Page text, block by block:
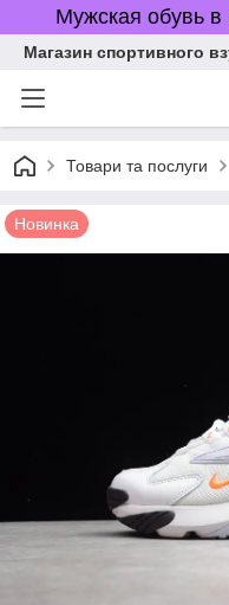
Мужская обувь в
Магазин спортивного
Товари та послуги
Новинка